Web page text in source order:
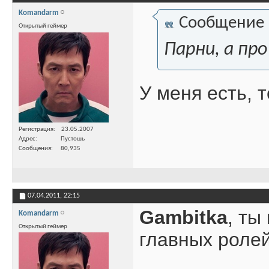
Komandarm
Открытый геймер
Регистрация
23.05.2007
Адрес
Пустошь
Сообщения
80,935
Сообщение
Парни, а
У меня есть,
07.04.2011, 22:15
Komandarm
Открытый геймер Gambitka, ты
главных